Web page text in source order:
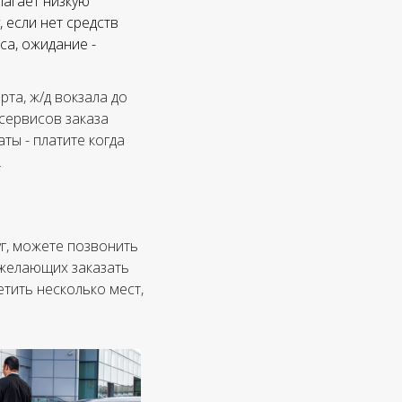
ж/д вокзала до
заказа
- платите когда
нет средств
ожидание -
можете позвонить
заказать
несколько мест,